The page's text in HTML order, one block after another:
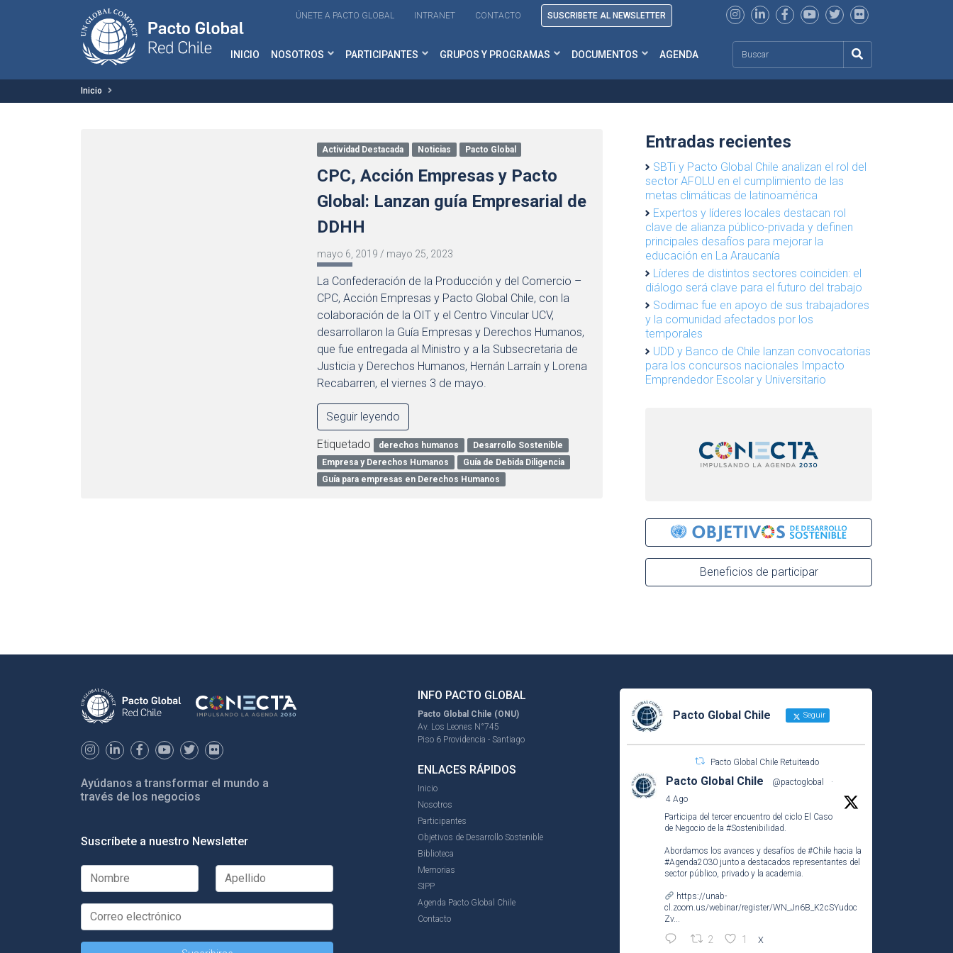
ÚNETE A PACTO GLOBAL INTRANET CONTACTO SUSCRIBETE AL NEWSLETTER
INICIO NOSOTROS PARTICIPANTES GRUPOS Y PROGRAMAS DOCUMENTOS AGENDA
Inicio
Actividad Destacada Noticias Pacto Global
CPC, Acción Empresas y Pacto
Global: Lanzan guía Empresarial de
DDHH
mayo 6, 2019 / mayo 25, 2023
La Confederación de la Producción y del Comercio –
CPC, Acción Empresas y Pacto Global Chile, con la
colaboración de la OIT y el Centro Vincular UCV,
desarrollaron la Guía Empresas y Derechos Humanos,
que fue entregada al Ministro y a la Subsecretaria de
Justicia y Derechos Humanos, Hernán Larraín y Lorena
Recabarren, el viernes 3 de mayo.
Seguir leyendo
Etiquetado derechos humanos
Desarrollo Sostenible
Empresa y Derechos Humanos
Guía de Debida Diligencia
Guía para empresas en Derechos Humanos
Entradas recientes
SBTi y Pacto Global Chile analizan el rol del
sector AFOLU en el cumplimiento de las
metas climáticas de latinoamérica
Expertos y líderes locales destacan rol
clave de alianza público-privada y definen
principales desafíos para mejorar la
educación en La Araucanía
Líderes de distintos sectores coinciden: el
diálogo será clave para el futuro del trabajo
Sodimac fue en apoyo de sus trabajadores
y la comunidad afectados por los
temporales
UDD y Banco de Chile lanzan convocatorias
para los concursos nacionales Impacto
Emprendedor Escolar y Universitario
Beneficios de participar
Ayúdanos a transformar el mundo a
través de los negocios
Suscríbete a nuestro Newsletter
INFO PACTO GLOBAL
Pacto Global Chile (ONU)
Av. Los Leones N°745
Piso 6 Providencia - Santiago
ENLACES RÁPIDOS
Inicio
Nosotros
Participantes
Objetivos de Desarrollo Sostenible
Biblioteca
Memorias
SIPP
Agenda Pacto Global Chile
Contacto
Pacto Global Chile Seguir
Pacto Global Chile Retuiteado
Pacto Global Chile @pactoglobal
·
4 Ago
Participa del tercer encuentro del ciclo El Caso
de Negocio de la #Sostenibilidad.
Abordamos los avances y desafíos de #Chile hacia la
#Agenda2030 junto a destacados representantes del
sector público, privado y la academia.
https://unab-
cl.zoom.us/webinar/register/WN_Jn6B_K2cSYudoc
Zv...
2 1 X